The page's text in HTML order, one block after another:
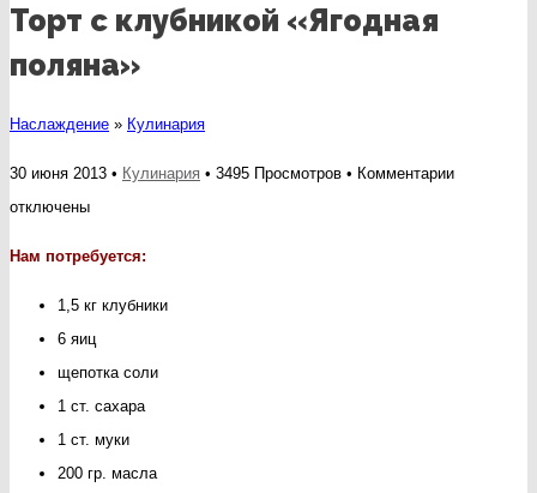
Торт с клубникой «Ягодная
поляна»
Наслаждение » Кулинария
30 июня 2013 • Кулинария • 3495 Просмотров • Комментариик
отключены
Нам потребуется:
1,5 кг клубники
6 яиц
щепотка соли
1 ст. сахара
1 ст. муки
200 гр. масла